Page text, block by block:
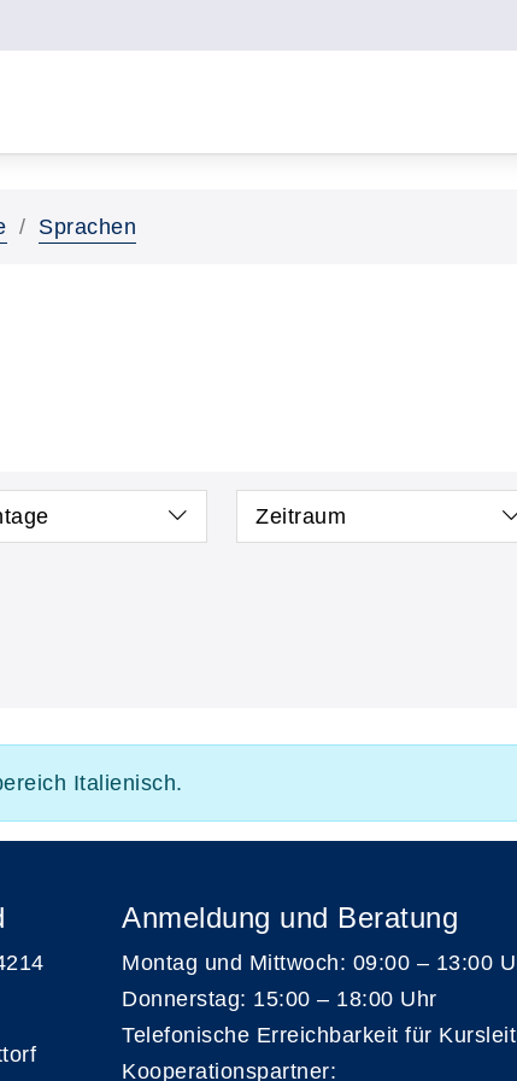
Sprachen
Zeitraum
Italienisch.
Anmeldung und Beratung
Montag und Mittwoch: 09:00 – 13:00
Donnerstag: 15:00 – 18:00 Uhr
Telefonische Erreichbarkeit für
Kooperationspartner: